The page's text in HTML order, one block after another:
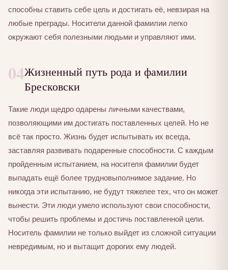
способны ставить себе цель и достигать её, невзирая на
любые преграды. Носители данной фамилии легко
окружают себя полезными людьми и управляют ими.
04Жизненный путь рода и фамилии
Бресковски
Такие люди щедро одарены личными качествами,
позволяющими им достигать поставленных целей. Но не
всё так просто. Жизнь будет испытывать их всегда,
заставляя развивать подаренные способности. С каждым
пройденным испытанием, на носителя фамилии будет
выпадать ещё более трудновыполнимое задание. Но
никогда эти испытанию, не будут тяжелее тех, что он может
вынести. Эти люди умело используют свои способности,
чтобы решить проблемы и достичь поставленной цели.
Носитель фамилии не только выйдет из сложной ситуации
невредимым, но и вытащит дорогих ему людей.